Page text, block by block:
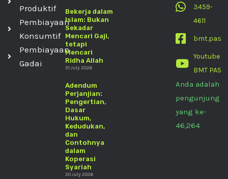
Produktif
Pembiayaan
Konsumtif
Pembiayaan
Gadai
Bekerja dalam
Islam: Bukan
Sekadar
Mencari Gaji,
tetapi
Mencari
Ridha Allah
31 July 2026
Adendum
Perjanjian:
Pengertian,
Dasar
Hukum,
Kedudukan,
dan
Contohnya
dalam
Koperasi
Syariah
30 July 2026
3459-
4611
bmt.pas
Youtube
BMT PAS
Anda adalah
pengunjung
yang ke-
46,264